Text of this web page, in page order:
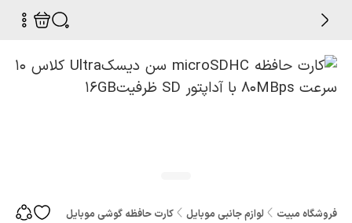
فروشگاه مبیت لوازم جانبی موبایل کارت حافظه گوشی موبایل کارت حافظه microSDHC سن دیسکUltra کلاس 10 سرعت 80MBps با آداپتور SD ظرفیت16GB